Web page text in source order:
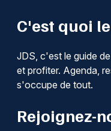
C'est quoi le
JDS, c'est le guide
et profiter. Agenda,
s'occupe de tout.
Rejoignez-